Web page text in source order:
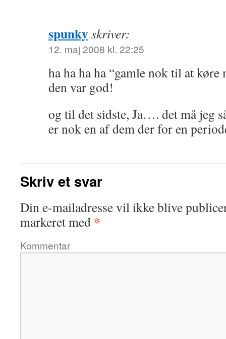
spunkyskriver:
12. maj 2008 kl. 22:25
ha ha ha ha “gamle nok til at køre
den var god!
og til det sidste, Ja…. det må jeg
er nok en af dem der for en
Skriv et svar
Din e-mailadresse vil ikke blive
markeret med *
Kommentar